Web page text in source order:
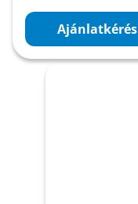
Ajánlatkérés